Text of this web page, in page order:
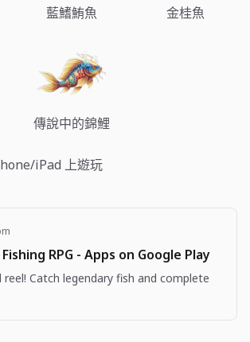
藍鰭鮪魚 金桂魚
傳說中的錦鯉
iPad 上遊玩
RPG - Apps on Google Play
Catch legendary fish and complete